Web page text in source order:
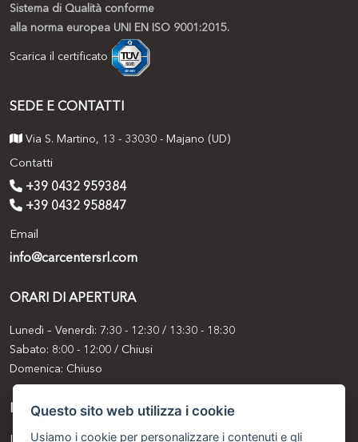
Questo sito web utilizza i cookie
Usiamo i cookie per personalizzare i contenuti e gli
Sistema di Qualità conforme
alla norma europea UNI EN ISO 9001:2015.
Scarica il certificato
SEDE E CONTATTI
Via S. Martino, 13 - 33030 - Majano (UD)
Contatti
+39 0432 959384
+39 0432 958847
Email
info@carcentersrl.com
ORARI DI APERTURA
Lunedì – Venerdì: 7:30 - 12:30 / 13:30 - 18:30
Sabato: 8:00 - 12:00 / Chiusi
Domenica: Chiuso
INFORMATIVE